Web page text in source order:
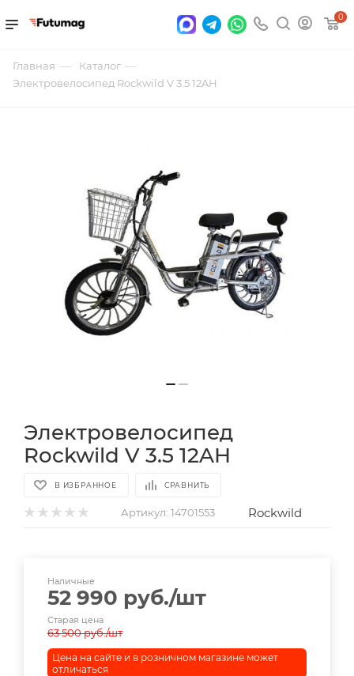
0
Главная — Каталог —
Электровелосипед Rockwild V 3.5 12AH
Электровелосипед
Rockwild V 3.5 12AH
В ИЗБРАННОЕ СРАВНИТЬ
Артикул: 14701553 Rockwild
Наличные
52 990 руб./шт
Старая цена
63 500руб./шт
Цена на сайте и в розничном магазине может
отличаться